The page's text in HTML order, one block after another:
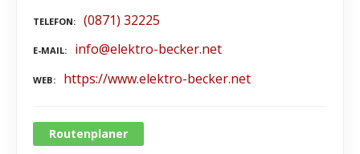
TELEFON (0871) 32225
E-MAIL info@elektro-becker.net
WEB https://www.elektro-becker.net
Routenplaner